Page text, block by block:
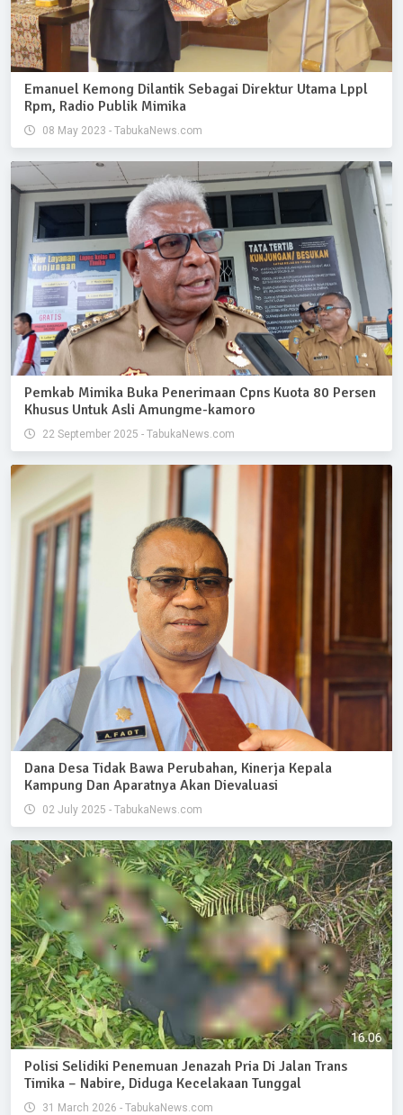
Emanuel Kemong Dilantik Sebagai Direktur Utama Lppl
Rpm, Radio Publik Mimika
08 May 2023 - TabukaNews.com
Pemkab Mimika Buka Penerimaan Cpns Kuota 80 Persen
Khusus Untuk Asli Amungme-kamoro
22 September 2025 - TabukaNews.com
Dana Desa Tidak Bawa Perubahan, Kinerja Kepala
Kampung Dan Aparatnya Akan Dievaluasi
02 July 2025 - TabukaNews.com
Polisi Selidiki Penemuan Jenazah Pria Di Jalan Trans
Timika – Nabire, Diduga Kecelakaan Tunggal
31 March 2026 - TabukaNews.com